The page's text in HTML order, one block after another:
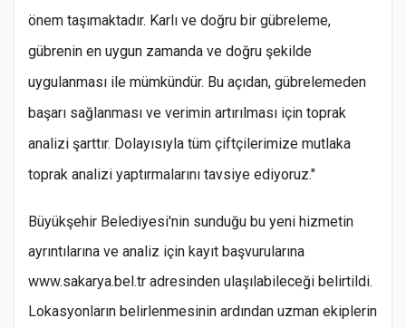
önem taşımaktadır. Karlı ve doğru bir gübreleme,
gübrenin en uygun zamanda ve doğru şekilde
uygulanması ile mümkündür. Bu açıdan, gübrelemeden
başarı sağlanması ve verimin artırılması için toprak
analizi şarttır. Dolayısıyla tüm çiftçilerimize mutlaka
toprak analizi yaptırmalarını tavsiye ediyoruz."
Büyükşehir Belediyesi'nin sunduğu bu yeni hizmetin
ayrıntılarına ve analiz için kayıt başvurularına
www.sakarya.bel.tr adresinden ulaşılabileceği belirtildi.
Lokasyonların belirlenmesinin ardından uzman ekiplerin